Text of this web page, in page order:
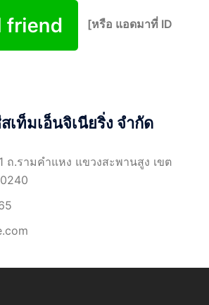
[หรือ แอดมาที่ ID
ท็มเอ็นจิเนียริ่ง จำกัด
ถ.รามคำแหง แขวงสะพานสูง เขต